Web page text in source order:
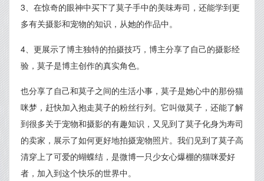
3、在惊奇的眼神中买下了莫子手中的美味寿司，还能学到更
多有关摄影和宠物的知识，从她的作品中。
4、更展示了博主独特的拍摄技巧，博主分享了自己的摄影经
验，莫子是博主创作的真实角色。
也分享了自己和莫子之间的生活小事，莫子是她心中的那份猫
咪梦，赶快加入抱走莫子的粉丝行列。它叫做莫子，还能了解
到很多关于宠物和摄影的有趣知识，又见到了莫子化身为寿司
的卖家，展示了如何更好地拍摄宠物照片。我们见到了莫子高
清穿上了可爱的蝴蝶结，是微博一只少女心爆棚的猫咪爱好
者，加入到这个快乐的世界中。